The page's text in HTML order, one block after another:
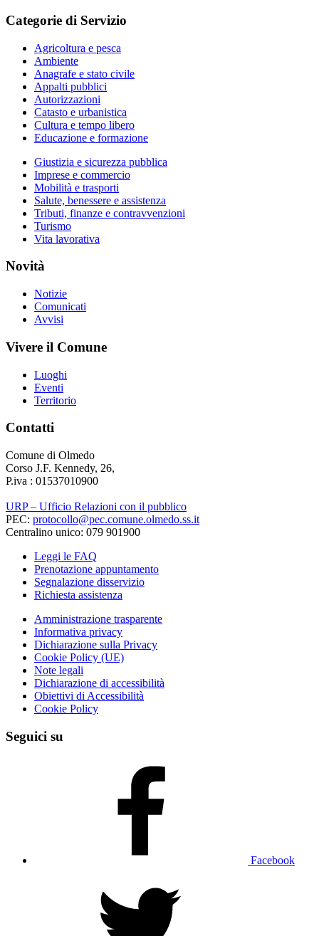
Categorie di Servizio
Agricoltura e pesca
Ambiente
Anagrafe e stato civile
Appalti pubblici
Autorizzazioni
Catasto e urbanistica
Cultura e tempo libero
Educazione e formazione
Giustizia e sicurezza pubblica
Imprese e commercio
Mobilità e trasporti
Salute, benessere e assistenza
Tributi, finanze e contravvenzioni
Turismo
Vita lavorativa
Novità
Notizie
Comunicati
Avvisi
Vivere il Comune
Luoghi
Eventi
Territorio
Contatti
Comune di Olmedo
Corso J.F. Kennedy, 26,
P.iva : 01537010900
URP – Ufficio Relazioni con il pubblico
PEC: protocollo@pec.comune.olmedo.ss.it
Centralino unico: 079 901900
Leggi le FAQ
Prenotazione appuntamento
Segnalazione disservizio
Richiesta assistenza
Amministrazione trasparente
Informativa privacy
Dichiarazione sulla Privacy
Cookie Policy (UE)
Note legali
Dichiarazione di accessibilità
Obiettivi di Accessibilità
Cookie Policy
Seguici su
Facebook